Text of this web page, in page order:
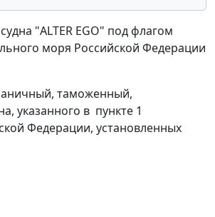
"ALTER EGO" под флагом
моря Российской Федерации
таможенный,
указанного в пункте 1
Федерации, установленных